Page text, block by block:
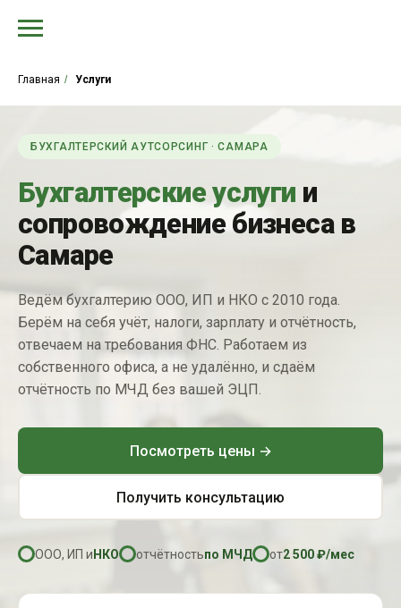
Главная / Услуги
БУХГАЛТЕРСКИЙ АУТСОРСИНГ · САМАРА
Бухгалтерские услуги и
сопровождение бизнеса в
Самаре
Ведём бухгалтерию ООО, ИП и НКО с 2010 года.
Берём на себя учёт, налоги, зарплату и отчётность,
отвечаем на требования ФНС. Работаем из
собственного офиса, а не удалённо, и сдаём
отчётность по МЧД без вашей ЭЦП.
Посмотреть цены →
Получить консультацию
ООО, ИП иНКО отчётностьпо МЧД от2 500 ₽/мес